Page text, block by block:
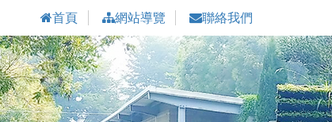
首頁 網站導覽 聯絡我們